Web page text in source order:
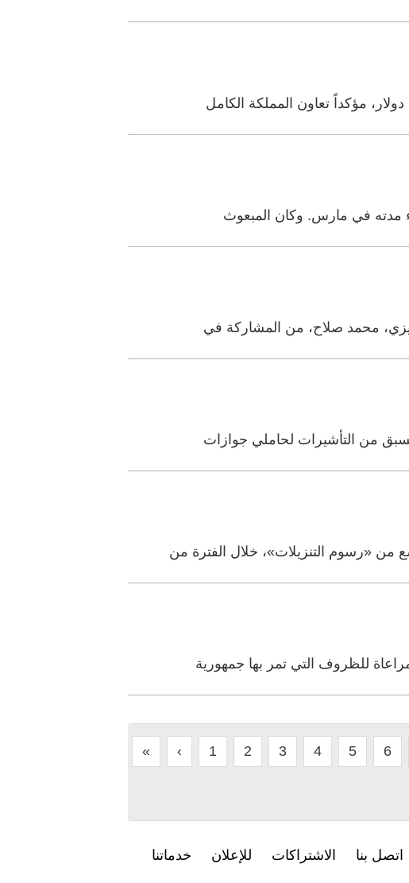
مدته في مارس. وكان المبعوث
محمد صلاح، من المشاركة في
من التأشيرات لحاملي جوازات
من «رسوم التنزيلات»، خلال الفترة من
للظروف التي تمر بها جمهورية
« ‹ 1 2 3 4 5 6
اتصل بنا الاشتراكات للإعلان خدماتنا